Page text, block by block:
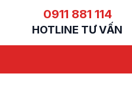
0911 881 114
HOTLINE TƯ VẤN